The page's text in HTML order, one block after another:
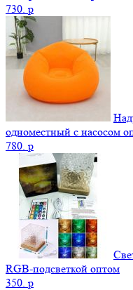
730. p
одноместный с насосом
780. p
RGB-подсветкой оптом
350. p